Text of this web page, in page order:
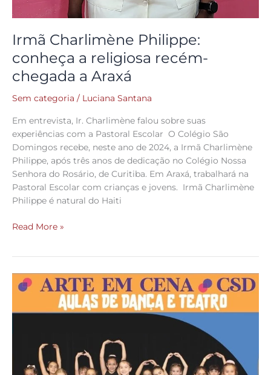
Irmã Charlimène Philippe:
conheça a religiosa recém-
chegada a Araxá
Sem categoria / Luciana Santana
Em entrevista, Ir. Charlimène falou sobre suas
experiências com a Pastoral Escolar O Colégio São
Domingos recebe, neste ano de 2024, a Irmã Charlimène
Philippe, após três anos de dedicação no Colégio Nossa
Senhora do Rosário, de Curitiba. Em Araxá, trabalhará na
Pastoral Escolar com crianças e jovens. Irmã Charlimène
Philippe é natural do Haiti
Read More »
CSD
abre
cursos